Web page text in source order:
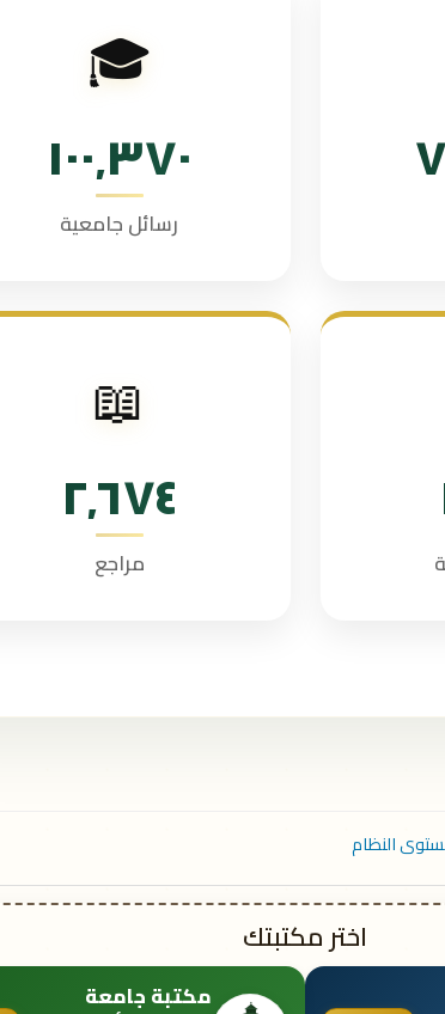
🎓
١٠٠٬٣٧٠
رسائل جامعية
📖
٢٬٦٧٤
مراجع
اختر مكتبتك
مكتبة جامعة